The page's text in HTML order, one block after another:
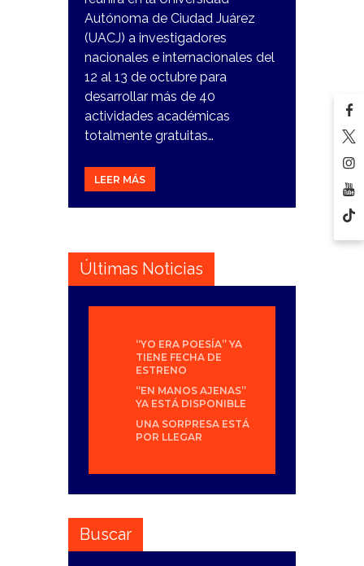
Autónoma de Ciudad Juárez
(UACJ) a investigadores
nacionales e internacionales del
12 al 13 de octubre para
desarrollar más de 40
actividades académicas
totalmente gratuitas…
LEER MÁS
Últimas Noticias
“YO ERA POESÍA” YA
TIENE FECHA DE
ESTRENO
“EN MANOS AJENAS”
YA ESTÁ DISPONIBLE
UNA SORPRESA ESTÁ
POR LLEGAR
Buscar